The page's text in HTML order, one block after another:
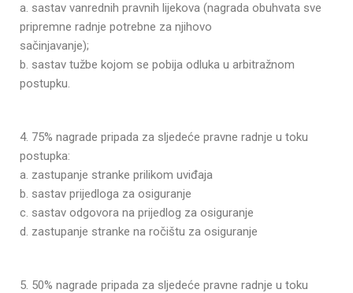
a. sastav vanrednih pravnih lijekova (nagrada obuhvata sve
pripremne radnje potrebne za njihovo
sačinjavanje);
b. sastav tužbe kojom se pobija odluka u arbitražnom
postupku.
4. 75% nagrade pripada za sljedeće pravne radnje u toku
postupka:
a. zastupanje stranke prilikom uviđaja
b. sastav prijedloga za osiguranje
c. sastav odgovora na prijedlog za osiguranje
d. zastupanje stranke na ročištu za osiguranje
5. 50% nagrade pripada za sljedeće pravne radnje u toku